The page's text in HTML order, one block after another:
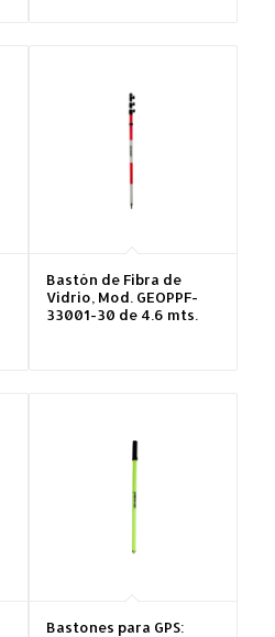
Bastón de Fibra de
Vidrio, Mod. GEOPPF-
33001-30 de 4.6 mts.
Bastones para GPS: